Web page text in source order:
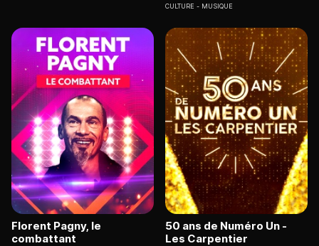
CULTURE MUSIQUE
Florent Pagny, le
combattant
50 ans de Numéro Un -
Les Carpentier